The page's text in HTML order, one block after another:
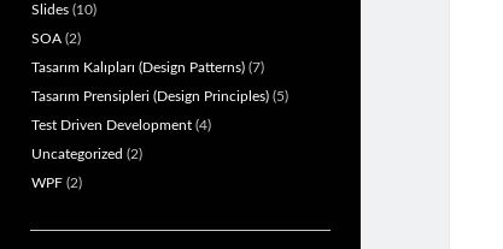
Slides(10)
SOA(2)
Tasarım Kalıpları (Design Patterns)(7)
Tasarım Prensipleri (Design Principles)(5)
Test Driven Development(4)
Uncategorized (2)
WPF(2)